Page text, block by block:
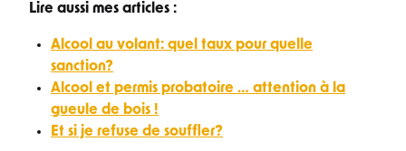
Lire aussi mes articles :
Alcool au volant: quel taux pour quelle
sanction?
Alcool et permis probatoire … attention à la
gueule de bois !
Et si je refuse de souffler?